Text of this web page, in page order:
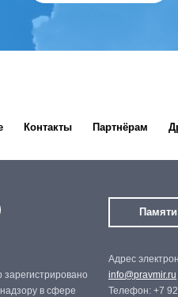
Контакты Партнёрам
в сфере
Адрес
info@pravmir.ru
Телефон: +7